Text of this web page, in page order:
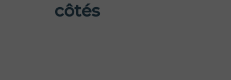
côtés